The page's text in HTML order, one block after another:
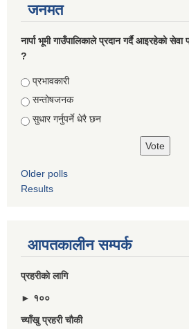
जनमत
नार्पा भूमी गाउँपालिकाले प्रदान गर्दै आइरहेको
?
Choices
प्रभावकारी
सन्तोषजनक
सुधार गर्नुपर्ने धेरै छन
Older polls
Results
आपतकालीन सम्पर्क
प्रहरीकाे लागि
► १००
च्याँखु प्रहरी चाैकी